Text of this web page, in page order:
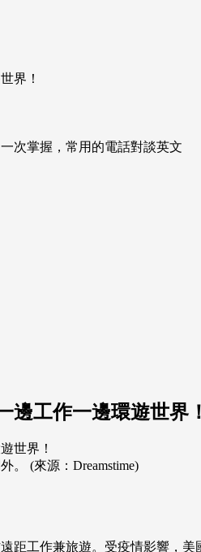
界！
次掌握，常用的電話對談英文
邊工作一邊環遊世界！
。 (來源：Dreamstime)
距工作兼旅遊。受疫情影響，